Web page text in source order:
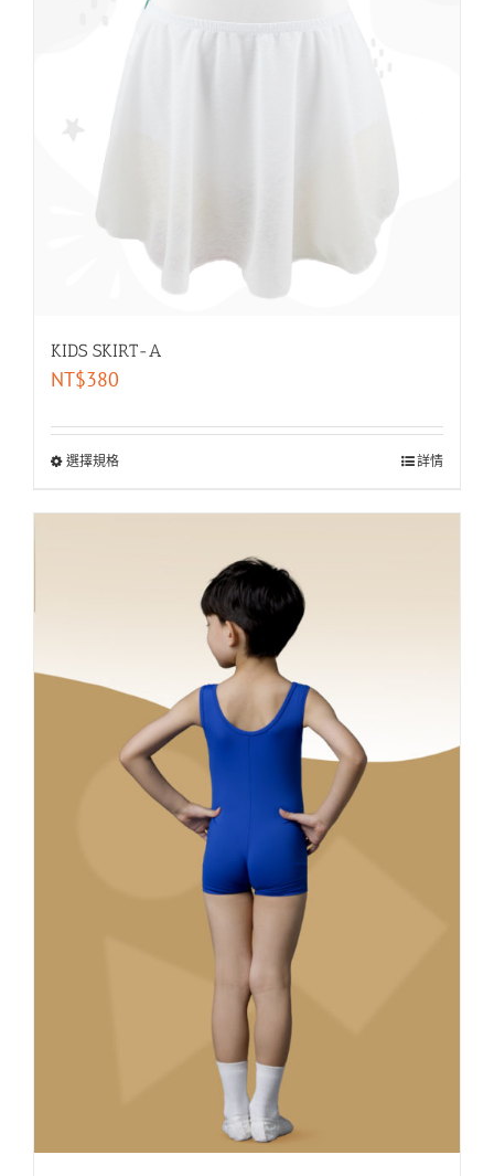
KIDS SKIRT-A
NT$380
選擇規格 詳情